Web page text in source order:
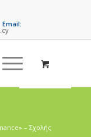
Email:
– Σχολής